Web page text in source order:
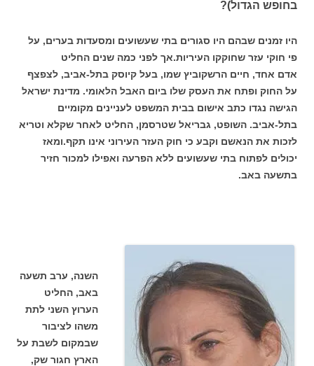
בחופש הגדול)?
היו זמנים שבהם היו סגורים בתי שעשועים ומסעדות בערים, על
פי חוקי עזר שחוקקו העיריות.אך לפני כמה שנים החליט
אדם אחד, חיים הרשקוביץ שמו, בעל קיוסק בתל-אביב, לצפצף
על החוק ופתח את העסק שלו ביום האבל הלאומי. מדינת ישראל
הגישה נגדו כתב אישום בבית המשפט לעניינים מקומיים
בתל-אביב. השופט, גבריאל שטרסמן, החליט לאחר שקלא וטריא
לזכות את הנאשם וקבע כי חוק העזר העירוני אינו תקף.ומאז
יכולים לפתוח בתי שעשועים ללא הפרעה ואפילו למכור חזיר
בתשעה באב.
השנה, ערב תשעה
באב, החליט
הערוץ השני לתת
משהו לציבור
שבמקום לשבת על
הארץ חגור שק,